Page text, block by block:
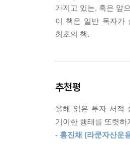
3장 1년 차의 도약
주도주의 진짜 힘은
진의 마력이 바뀌면
적 지표 완성과 실적
4장 2년의 벽
“주가는 언제까지 오
가지고 있는, 혹은 앞
이 책은 일반 독자가
최초의 책.
추천평
올해 읽은 투자 서적
기이한 행태를 또렷하
- 홍진채 (라쿤자산운